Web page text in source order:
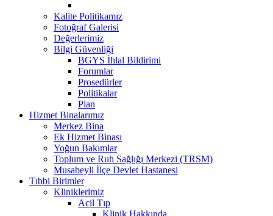
Kalite Politikamız
Fotoğraf Galerisi
Değerlerimiz
Bilgi Güvenliği
BGYS İhlal Bildirimi
Forumlar
Prosedürler
Politikalar
Plan
Hizmet Binalarımız
Merkez Bina
Ek Hizmet Binası
Yoğun Bakımlar
Toplum ve Ruh Sağlığı Merkezi (TRSM)
Musabeyli İlçe Devlet Hastanesi
Tıbbi Birimler
Kliniklerimiz
Acil Tıp
Klinik Hakkında